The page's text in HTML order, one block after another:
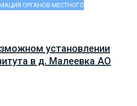
ОРГАНОВ МЕСТНОГО
установлении
в д. Малеевка АО